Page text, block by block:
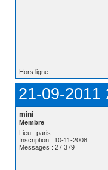
Hors ligne
21-09-2011
mini
Membre
Lieu : paris
Inscription : 10-11-2008
Messages : 27 379